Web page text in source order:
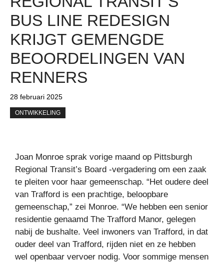
BUS LINE REDESIGN
KRIJGT GEMENGDE
BEOORDELINGEN VAN
RENNERS
28 februari 2025
ONTWIKKELING
Joan Monroe sprak vorige maand op Pittsburgh
Regional Transit’s Board -vergadering om een ​​zaak
te pleiten voor haar gemeenschap. “Het oudere deel
van Trafford is een prachtige, beloopbare
gemeenschap,” zei Monroe. “We hebben een senior
residentie genaamd The Trafford Manor, gelegen
nabij de bushalte. Veel inwoners van Trafford, in dat
ouder deel van Trafford, rijden niet en ze hebben
wel openbaar vervoer nodig. Voor sommige mensen